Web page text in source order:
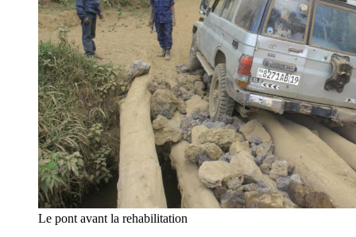
Le pont avant la rehabilitation